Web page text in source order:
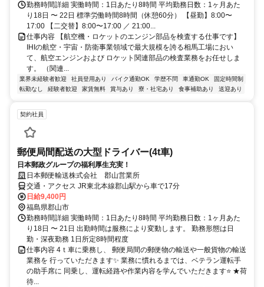
勤務時間詳細 実働時間：1日あたり8時間 平均勤務日数：1ヶ月あた
り18日 〜 22日 標準労働時間8時間（休憩60分） 【昼勤】8:00〜
17:00 【二交替】8:00〜17:00 ／ 21:00...
仕事内容 【航空機・ロケットのエンジン部品を検査する仕事です】
IHIの航空・宇宙・防衛事業領域で最大規模を誇る相馬工場におい
て、航空エンジンおよび ロケット関連部品の検査業務をお任せしま
す。 （関連...
業界未経験者歓迎 社員登用あり バイク通勤OK 学歴不問 車通勤OK
固定時間制
転勤なし
経験者歓迎 家賃無料 賞与あり 寮・社宅あり 食事補助あり 送迎あり
契約社員
郵便局間配送の大型ドライバー(4t車)
日本郵政グループの福利厚生充実！
日本郵便輸送株式会社 郡山営業所
交通・アクセス JR東北本線郡山駅から車で17分
日給9,400円
福島県郡山市
勤務時間詳細 実働時間：1日あたり8時間 平均勤務日数：1ヶ月あた
り18日 〜 21日 出勤時間は服務により変動します。 勤務形態は日
勤・深夜勤務 1日所定8時間程度
仕事内容 4ｔ車に乗務し、 郵便局間の郵便物の輸送や一般貨物の輸送
業務を 行っていただきます✨ 業務に慣れるまでは、ベテラン運転手
の助手席に 同乗し、運転経路や作業内容を学んでいただきます⭐ ★荷
待...